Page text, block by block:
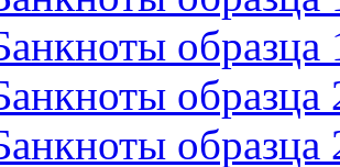
образца
образца
образца